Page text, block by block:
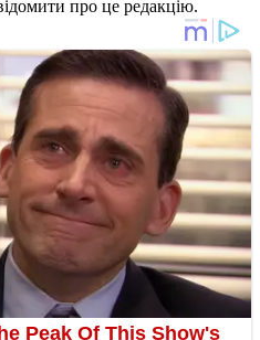
про це редакцію.